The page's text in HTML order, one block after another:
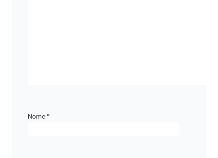
Nome *